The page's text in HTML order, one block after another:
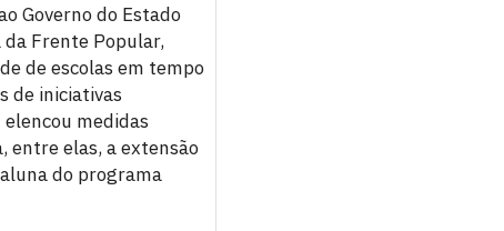
Governo do Estado
Frente Popular,
de escolas em tempo
de iniciativas
medidas
entre elas, a extensão
do programa